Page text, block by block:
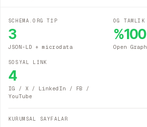
SCHEMA.ORG TİP
3
JSON-LD + microdata
OG TAMLIK
%100
Open
SOSYAL LİNK
4
IG / X / LinkedIn / FB /
YouTube
KURUMSAL SAYFALAR